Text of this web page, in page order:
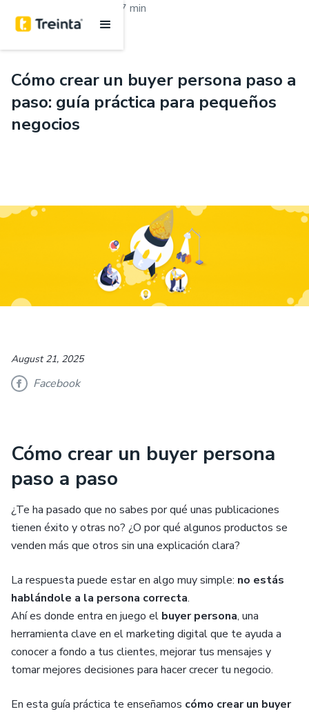
7 min
Cómo crear un buyer persona paso a
paso: guía práctica para pequeños
negocios
August 21, 2025
Facebook
Cómo crear un buyer persona
paso a paso
¿Te ha pasado que no sabes por qué unas publicaciones
tienen éxito y otras no? ¿O por qué algunos productos se
venden más que otros sin una explicación clara?
La respuesta puede estar en algo muy simple: no estás
hablándole a la persona correcta.
Ahí es donde entra en juego el buyer persona, una
herramienta clave en el marketing digital que te ayuda a
conocer a fondo a tus clientes, mejorar tus mensajes y
tomar mejores decisiones para hacer crecer tu negocio.
En esta guía práctica te enseñamos cómo crear un buyer